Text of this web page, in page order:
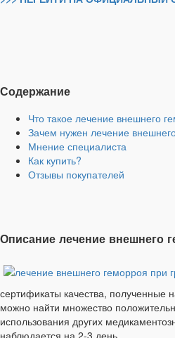
Содержание
Что такое лечение внешнего
Зачем нужен лечение
Мнение специалиста
Как купить?
Отзывы покупателей
Описание лечение внешнего
сертификаты качества, полученные
можно найти множество
использования других